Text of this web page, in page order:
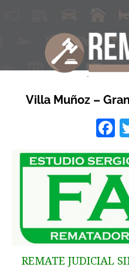
Villa Muñoz –
REMATE JUDICIAL